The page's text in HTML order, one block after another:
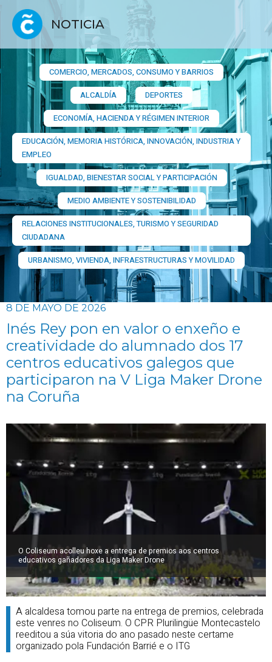
NOTICIA
COMERCIO, MERCADOS, CONSUMO Y BARRIOS​
ALCALDÍA
DEPORTES
ECONOMÍA, HACIENDA Y RÉGIMEN INTERIOR
EDUCACIÓN, MEMORIA HISTÓRICA, INNOVACIÓN, INDUSTRIA Y
EMPLEO
IGUALDAD, BIENESTAR SOCIAL Y PARTICIPACIÓN
MEDIO AMBIENTE Y SOSTENIBILIDAD
RELACIONES INSTITUCIONALES, TURISMO Y SEGURIDAD
CIUDADANA
URBANISMO, VIVIENDA, INFRAESTRUCTURAS Y MOVILIDAD
8 DE MAYO DE 2026
Inés Rey pon en valor o enxeño e
creatividade do alumnado dos 17
centros educativos galegos que
participaron na V Liga Maker Drone
na Coruña
O Coliseum acolleu hoxe a entrega de premios aos centros
educativos gañadores da Liga Maker Drone
A alcaldesa tomou parte na entrega de premios, celebrada
este venres no Coliseum. O CPR Plurilingüe Montecastelo
reeditou a súa vitoria do ano pasado neste certame
organizado pola Fundación Barrié e o ITG